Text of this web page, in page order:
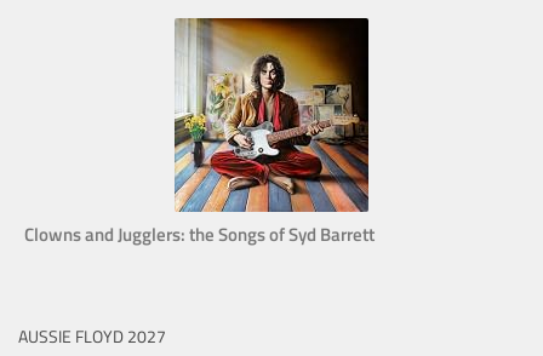
Clowns and Jugglers: the Songs of Syd Barrett
AUSSIE FLOYD 2027